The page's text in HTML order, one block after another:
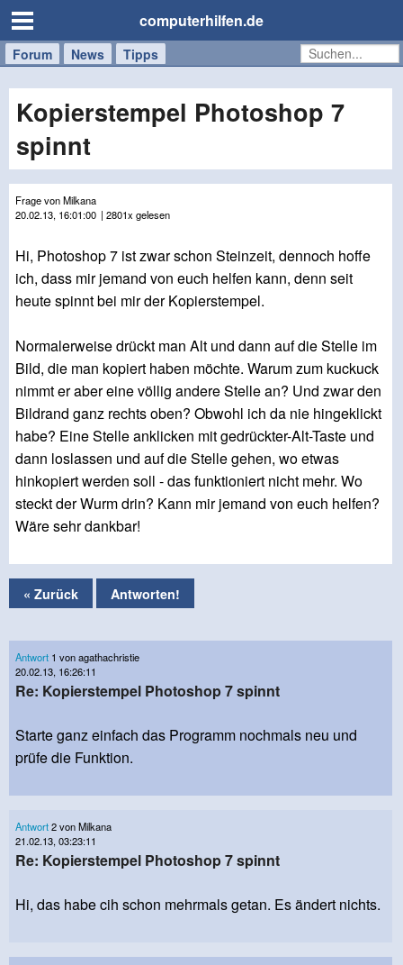
computerhilfen.de
Forum News Tipps
Handy
Tablet
Windows
Mac
Kopierstempel Photoshop 7
spinnt
Frage von Milkana
20.02.13, 16:01:00 | 2801x gelesen
Hi, Photoshop 7 ist zwar schon Steinzeit, dennoch hoffe
ich, dass mir jemand von euch helfen kann, denn seit
heute spinnt bei mir der Kopierstempel.
Normalerweise drückt man Alt und dann auf die Stelle im
Bild, die man kopiert haben möchte. Warum zum kuckuck
nimmt er aber eine völlig andere Stelle an? Und zwar den
Bildrand ganz rechts oben? Obwohl ich da nie hingeklickt
habe? Eine Stelle anklicken mit gedrückter-Alt-Taste und
dann loslassen und auf die Stelle gehen, wo etwas
hinkopiert werden soll - das funktioniert nicht mehr. Wo
steckt der Wurm drin? Kann mir jemand von euch helfen?
Wäre sehr dankbar!
« Zurück Antworten!
Antwort 1 von agathachristie
20.02.13, 16:26:11
Re: Kopierstempel Photoshop 7 spinnt
Starte ganz einfach das Programm nochmals neu und
prüfe die Funktion.
Antwort2 von Milkana
21.02.13, 03:23:11
Re: Kopierstempel Photoshop 7 spinnt
Hi, das habe cih schon mehrmals getan. Es ändert nichts.